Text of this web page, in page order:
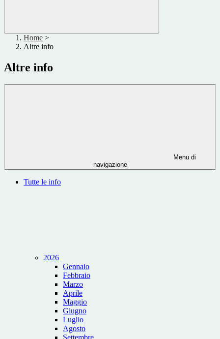
Home >
Altre info
Altre info
Menu di
navigazione
Tutte le info
2026
Gennaio
Febbraio
Marzo
Aprile
Maggio
Giugno
Luglio
Agosto